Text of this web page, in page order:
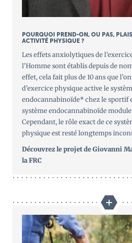
POURQUOI PREND-ON, OU PAS,
ACTIVITÉ PHYSIQUE ?
Les effets anxiolytiques de
l’Homme sont établis depuis de
effet, cela fait plus de 10 ans que
d’exercice physique active le
endocannabinoïde* chez le sportif
système endocannabinoïde module
Cependant, le rôle exact de ce
physique est resté longtemps
Découvrez le projet de Giovanni
la FRC